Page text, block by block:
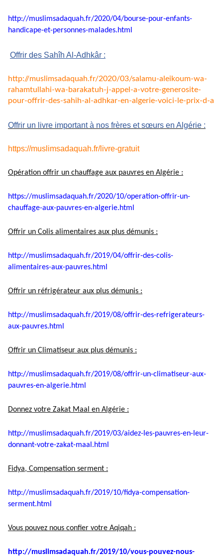
http://muslimsadaquah.fr/2020/04/bourse-pour-enfants-
handicape-et-personnes-malades.html
Offrir des Sahîh Al-Adhkâr :
http://muslimsadaquah.fr/2020/03/salamu-aleikoum-wa-
rahamtullahi-wa-barakatuh-j-appel-a-votre-generosite-
pour-offrir-des-sahih-al-adhkar-en-algerie-voici-le-prix-d-a
Offrir un livre important à nos frères et sœurs en Algérie :
https://muslimsadaquah.fr/livre-gratuit
Opération offrir un chauffage aux pauvres en Algérie :
https://muslimsadaquah.fr/2020/10/operation-offrir-un-
chauffage-aux-pauvres-en-algerie.html
Offrir un Colis alimentaires aux plus démunis :
http://muslimsadaquah.fr/2019/04/offrir-des-colis-
alimentaires-aux-pauvres.html
Offrir un réfrigérateur aux plus démunis :
http://muslimsadaquah.fr/2019/08/offrir-des-refrigerateurs-
aux-pauvres.html
Offrir un Climatiseur aux plus démunis :
http://muslimsadaquah.fr/2019/08/offrir-un-climatiseur-aux-
pauvres-en-algerie.html
Donnez votre Zakat Maal en Algérie :
http://muslimsadaquah.fr/2019/03/aidez-les-pauvres-en-leur-
donnant-votre-zakat-maal.html
Fidya, Compensation serment :
http://muslimsadaquah.fr/2019/10/fidya-compensation-
serment.html
Vous pouvez nous confier votre Aqiqah :
http://muslimsadaquah.fr/2019/10/vous-pouvez-nous-